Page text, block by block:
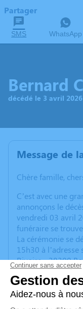
Partager
SMS WhatsApp
Bernard
décédé le 3 avril 2026
Message de
Chère famille,
C’est avec une
annonçons le
vendredi 03 avril
funéraire se
La cérémonie se
15h30 à
Rivoire - 38300
Nous vous
vos
anecdote ou